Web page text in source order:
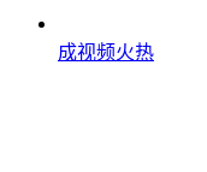
成视频火热